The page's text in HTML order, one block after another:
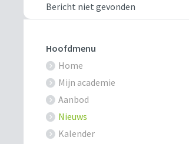
Bericht niet gevonden
Hoofdmenu
Home
Mijn academie
Aanbod
Nieuws
Kalender